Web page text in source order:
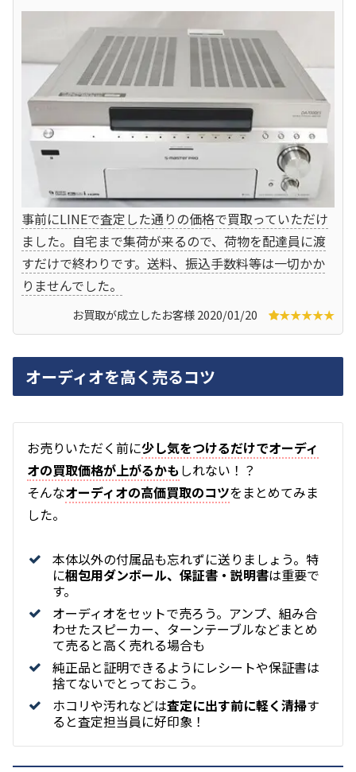
事前にLINEで査定した通りの価格で買取っていただけ
ました。自宅まで集荷が来るので、荷物を配達員に渡
すだけで終わりです。送料、振込手数料等は一切かか
りませんでした。
お買取が成立したお客様 2020/01/20 ★★★★★
オーディオを高く売るコツ
お売りいただく前に少し気をつけるだけでオーディ
オの買取価格が上がるかもしれない！？
そんなオーディオの高価買取のコツをまとめてみま
した。
本体以外の付属品も忘れずに送りましょう。特
に梱包用ダンボール、保証書・説明書は重要で
す。
オーディオをセットで売ろう。アンプ、組み合
わせたスピーカー、ターンテーブルなどまとめ
て売ると高く売れる場合も
純正品と証明できるようにレシートや保証書は
捨てないでとっておこう。
ホコリや汚れなどは査定に出す前に軽く清掃す
ると査定担当員に好印象！